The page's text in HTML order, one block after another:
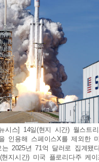
시스] 14일(현지 시간) 월스트
인용해 스페이스X를 제외한
는 2025년 71억 달러로 집계됐
지시간) 미국 플로리다주 케이